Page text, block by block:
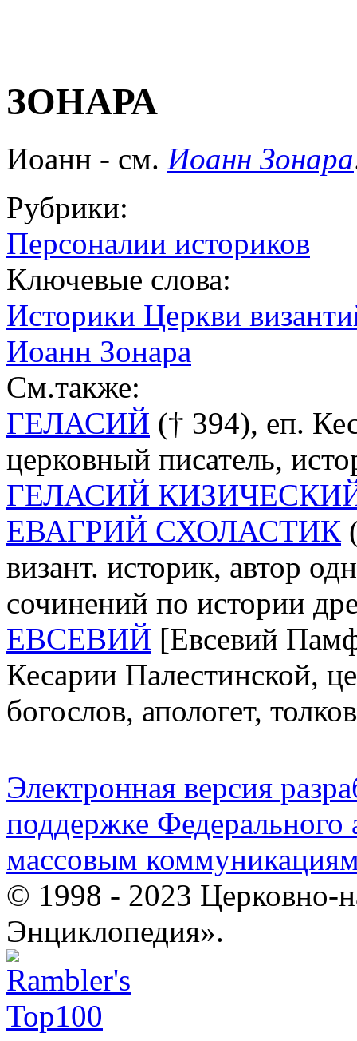
ЗОНАРА
Иоанн - см. Иоанн Зонара
Рубрики:
Персоналии историков
Ключевые слова:
Историки Церкви
Иоанн Зонара
См.также:
ГЕЛАСИЙ († 394), еп.
церковный писатель,
ГЕЛАСИЙ
ЕВАГРИЙ СХОЛАСТИК
визант. историк, автор
сочинений по истории
ЕВСЕВИЙ [Евсевий
Кесарии Палестинской,
богослов, апологет,
Электронная версия
поддержке Федерального
массовым
© 1998 - 2023 Церковно-
Энциклопедия».